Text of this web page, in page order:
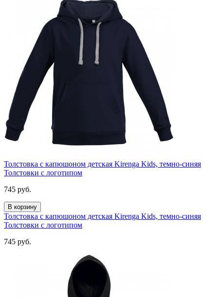
Толстовка с капюшоном детская Kirenga Kids, темно-синяя
Толстовки с логотипом
745 руб.
В корзину
Толстовка с капюшоном детская Kirenga Kids, темно-синяя
Толстовки с логотипом
745 руб.